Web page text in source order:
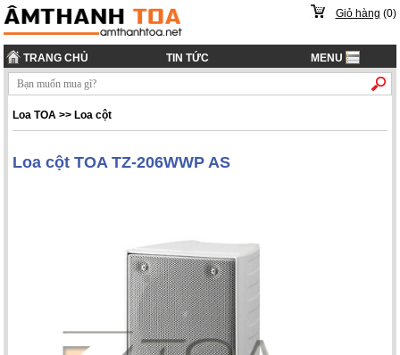
Giỏ hàng (0)
TRANG CHỦ TIN TỨC MENU
Loa TOA >> Loa cột
Loa cột TOA TZ-206WWP AS